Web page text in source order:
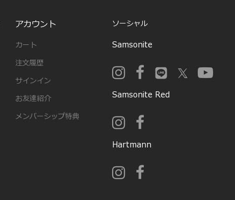
アカウント
カート
注文履歴
サインイン
お友達紹介
メンバーシップ特典
ソーシャル
Samsonite
Samsonite Red
Hartmann